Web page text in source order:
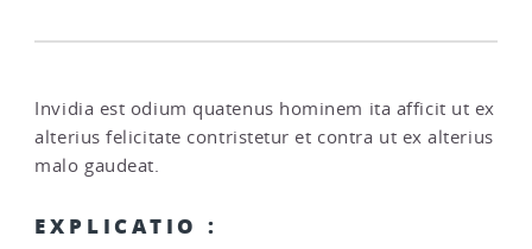
Invidia est odium quatenus hominem ita afficit ut ex
alterius felicitate contristetur et contra ut ex alterius
malo gaudeat.
EXPLICATIO :